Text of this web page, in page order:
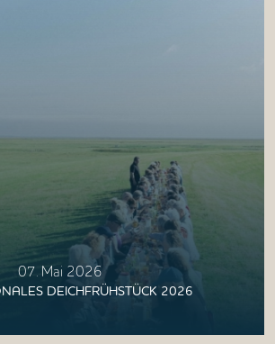
07. Mai 2026
DEICHFRÜHSTÜCK 2026